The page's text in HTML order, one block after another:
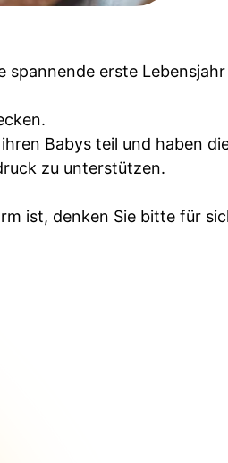
erste
Babys teil und haben
zu unterstützen.
ist, denken Sie bitte für